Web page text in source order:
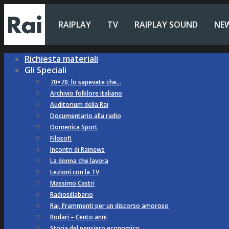
RAIPLAY TV RAIPLAY SOUND
Richiesta materiali
Gli Speciali
70×70, lo sapevate che…
Archivio folklore italiano
Auditorium della Rai
Documentario alla radio
Domenica Sport
Filosofi
Incontri di Rainews
La donna che lavora
Lezioni con la TV
Massimo Castri
Radiosillabario
Rai, Frammenti per un discorso amoroso
Rodari – Cento anni